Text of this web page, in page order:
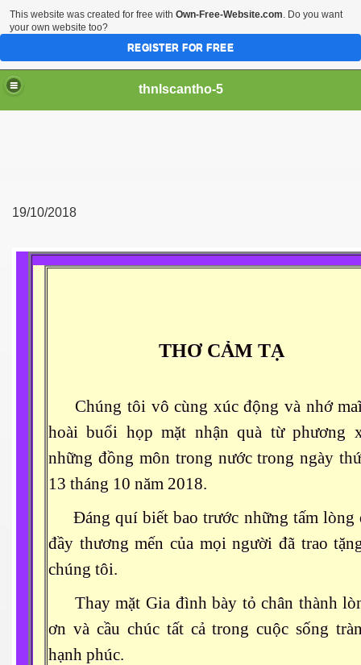
thnlscantho-5
19/10/2018
THƠ CẢM TẠ
Chúng tôi vô cùng xúc động và nhớ
hoài buổi họp mặt nhận quà từ phương
những đồng môn trong nước trong ngày
13 tháng 10 năm 2018.
Đáng quí biết bao trước những tấm lòng
đầy thương mến của mọi người đã trao
chúng tôi.
Thay mặt Gia đình bày tỏ chân thành
ơn và cầu chúc tất cả trong cuộc sống
hạnh phúc.
2015
This website was created for free with Own-Free-Website.com. Do you want
your own website too?
REGISTER FOR FREE